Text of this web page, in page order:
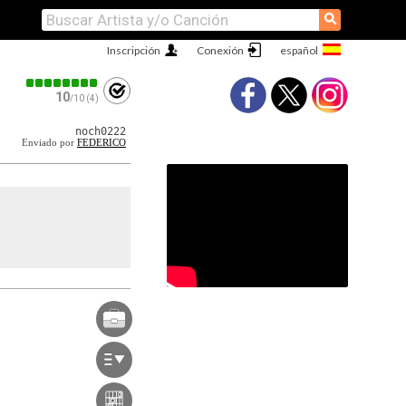
⚲
Conexión
Inscripción
10/10 (4)
noch0222
Enviado por FEDERICO